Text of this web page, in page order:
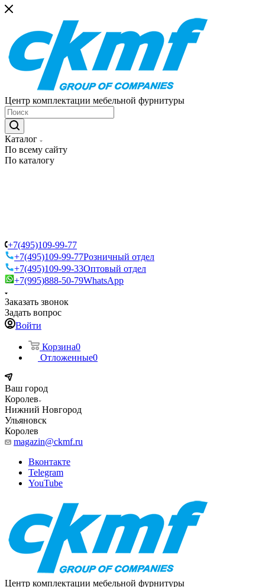
Центр комплектации мебельной фурнитуры
Каталог
По всему сайту
По каталогу
+7(495)109-99-77
+7(495)109-99-77Розничный отдел
+7(495)109-99-33Оптовый отдел
+7(995)888-50-79WhatsApp
Заказать звонок
Задать вопрос
Войти
Корзина0
Отложенные0
Ваш город
Королев
Нижний Новгород
Ульяновск
Королев
magazin@ckmf.ru
Вконтакте
Telegram
YouTube
Центр комплектации мебельной фурнитуры